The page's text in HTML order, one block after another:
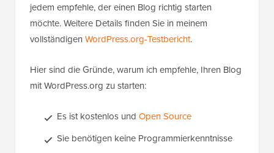
jedem empfehle, der einen Blog richtig starten
möchte. Weitere Details finden Sie in meinem
vollständigen WordPress.org-Testbericht.
Hier sind die Gründe, warum ich empfehle, Ihren Blog
mit WordPress.org zu starten:
Es ist kostenlos und Open Source
Sie benötigen keine Programmierkenntnisse